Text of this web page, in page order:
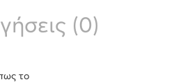
(0)
το